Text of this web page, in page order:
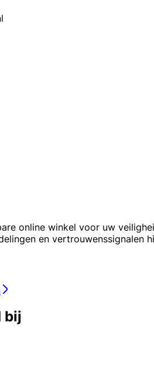
online winkel voor uw
en vertrouwenssignalen
bij